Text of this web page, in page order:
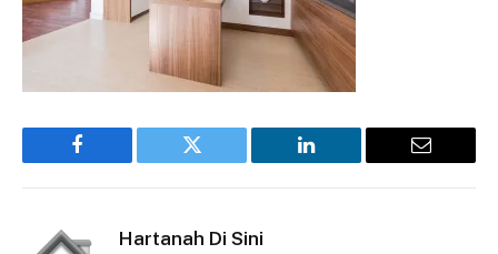
Facebook Twitter LinkedIn Email
Hartanah Di Sini